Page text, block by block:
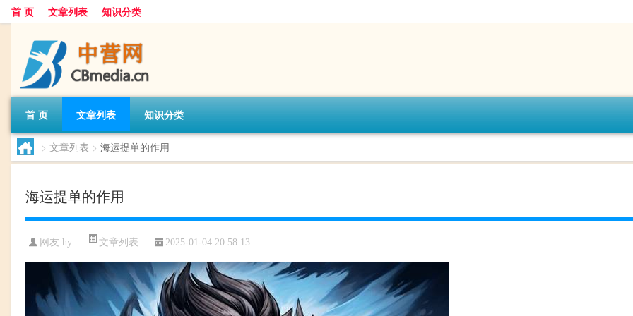
首 页 文章列表 知识分类
首 页 文章列表 知识分类
> 文章列表 > 海运提单的作用
海运提单的作用
网友:hy 文章列表 2025-01-04 20:58:13